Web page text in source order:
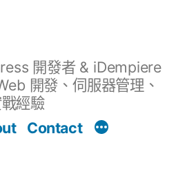
開發者 & iDempiere
開發、伺服器管理、
經驗
Contact
Filter